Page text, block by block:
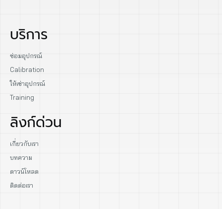
บริการ
ซ่อมอุปกรณ์
Calibration
ให้เช่าอุปกรณ์
Training
ลิงก์ด่วน
เกี่ยวกับเรา
บทความ
ดาวน์โหลด
ติดต่อเรา